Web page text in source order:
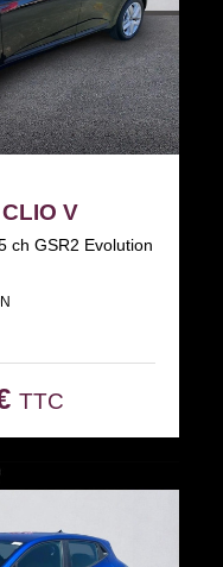
V
ch GSR2 Evolution
TTC